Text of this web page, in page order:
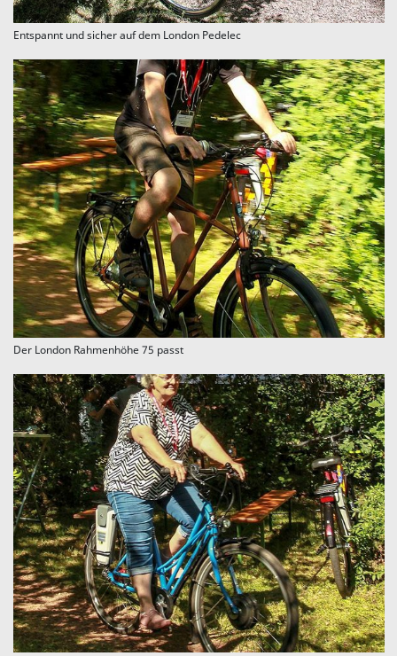
Entspannt und sicher auf dem London Pedelec
Der London Rahmenhöhe 75 passt